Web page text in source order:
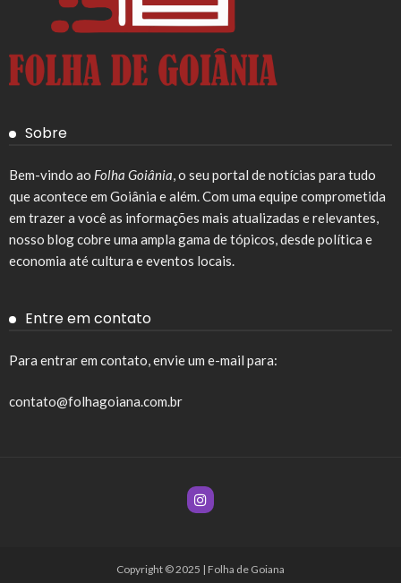
Sobre
Bem-vindo ao Folha Goiânia, o seu portal de notícias para tudo
que acontece em Goiânia e além. Com uma equipe comprometida
em trazer a você as informações mais atualizadas e relevantes,
nosso blog cobre uma ampla gama de tópicos, desde política e
economia até cultura e eventos locais.
Entre em contato
Para entrar em contato, envie um e-mail para:
contato@folhagoiana.com.br
Copyright © 2025 | Folha de Goiana